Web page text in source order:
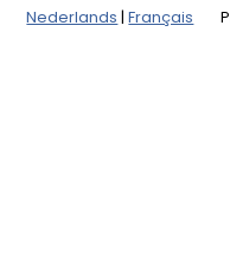
Nederlands |Français